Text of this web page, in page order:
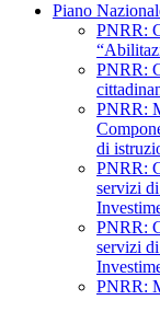
Piano
PNRR:
PNRR:
PNRR:
di
PNRR:
servizi
PNRR:
servizi
PNRR: